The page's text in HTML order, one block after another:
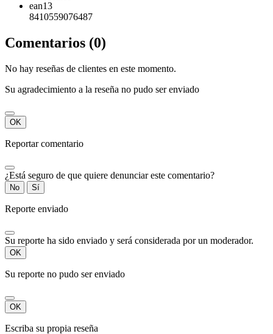
ean13
8410559076487
Comentarios (0)
No hay reseñas de clientes en este momento.
Su agradecimiento a la reseña no pudo ser enviado
OK
Reportar comentario
¿Está seguro de que quiere denunciar este comentario?
No Sí
Reporte enviado
Su reporte ha sido enviado y será considerada por un moderador.
OK
Su reporte no pudo ser enviado
OK
Escriba su propia reseña